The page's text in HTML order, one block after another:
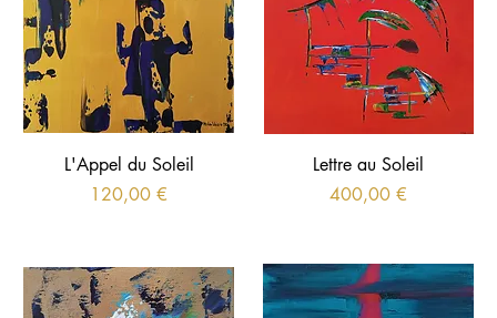
L'Appel du Soleil
Prix
120,00 €
Lettre au Soleil
Prix
400,00 €